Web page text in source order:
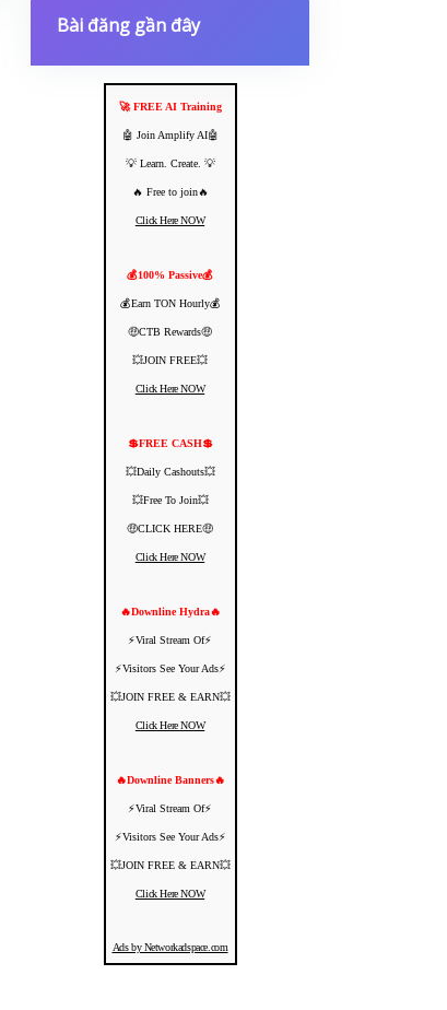
Bài đăng gần đây
🚀 FREE AI Training
🤖 Join Amplify AI🤖
💡 Learn. Create. 💡
🔥 Free to join🔥
Click Here NOW
💰100% Passive💰
💰Earn TON Hourly💰
🤑CTB Rewards🤑
💥JOIN FREE💥
Click Here NOW
💲FREE CASH💲
💥Daily Cashouts💥
💥Free To Join💥
🤑CLICK HERE🤑
Click Here NOW
🔥Downline Hydra🔥
⚡️Viral Stream Of⚡️
⚡️Visitors See Your Ads⚡
💥JOIN FREE & EARN💥
Click Here NOW
🔥Downline Banners🔥
⚡️Viral Stream Of⚡️
⚡️Visitors See Your Ads⚡
💥JOIN FREE & EARN💥
Click Here NOW
Ads by Networkadspace.com